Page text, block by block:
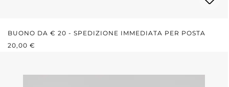
BUONO DA € 20 - SPEDIZIONE IMMEDIATA PER POSTA
PREZZO NORMALE:
20,00 €